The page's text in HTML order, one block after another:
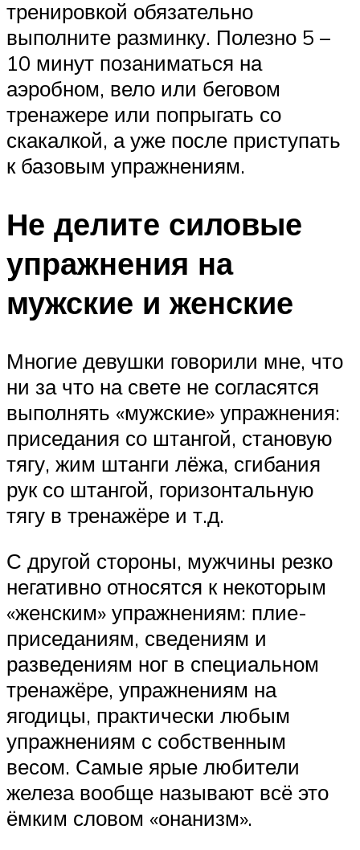
тренировкой обязательно
выполните разминку. Полезно 5 –
10 минут позаниматься на
аэробном, вело или беговом
тренажере или попрыгать со
скакалкой, а уже после приступать
к базовым упражнениям.
Не делите силовые
упражнения на
мужские и женские
Многие девушки говорили мне, что
ни за что на свете не согласятся
выполнять «мужские» упражнения:
приседания со штангой, становую
тягу, жим штанги лёжа, сгибания
рук со штангой, горизонтальную
тягу в тренажёре и т.д.
С другой стороны, мужчины резко
негативно относятся к некоторым
«женским» упражнениям: плие-
приседаниям, сведениям и
разведениям ног в специальном
тренажёре, упражнениям на
ягодицы, практически любым
упражнениям с собственным
весом. Самые ярые любители
железа вообще называют всё это
ёмким словом «онанизм».